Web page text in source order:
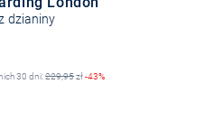
dzianiny
30 dni:229,95zł-43%